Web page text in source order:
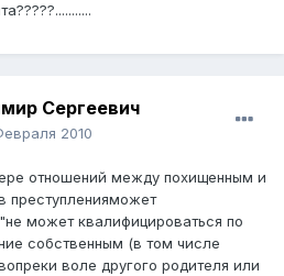
Сергеевич
2010
отношений между похищенным и
преступленияможет
может квалифицироваться по
собственным (в том числе
воле другого родителя или